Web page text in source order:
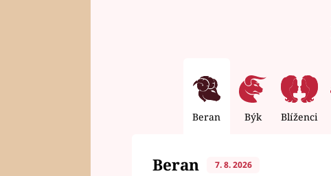
Beran Býk Blíženci
Beran 7. 8. 2026